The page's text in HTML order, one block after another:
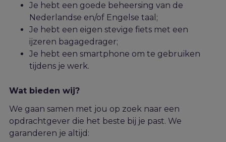
Je hebt een goede beheersing van de
Nederlandse en/of Engelse taal;
Je hebt een eigen stevige fiets met een
ijzeren bagagedrager;
Je hebt een smartphone om te gebruiken
tijdens je werk.
Wat bieden wij?
We gaan samen met jou op zoek naar een
opdrachtgever die het beste bij je past. We
garanderen je altijd: